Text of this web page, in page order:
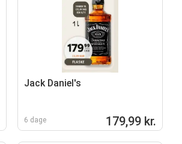
Jack Daniel's
6 dage 179,99 kr.